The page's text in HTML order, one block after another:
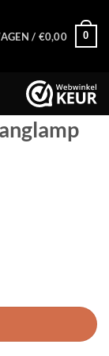
/ €0,00 0